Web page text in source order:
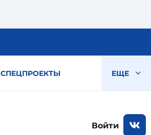
СПЕЦПРОЕКТЫ ЕЩЕ
Войти